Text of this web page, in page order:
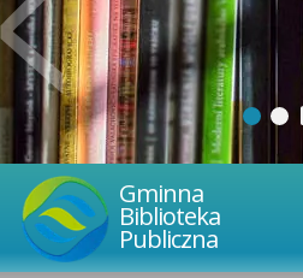
Gminna
Biblioteka
Publiczna